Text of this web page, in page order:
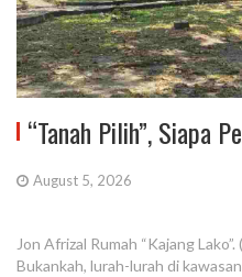
“Tanah Pilih”, Siapa
August 5, 2026
Jon Afrizal Rumah “Kajang
Bukankah, lurah-lurah di